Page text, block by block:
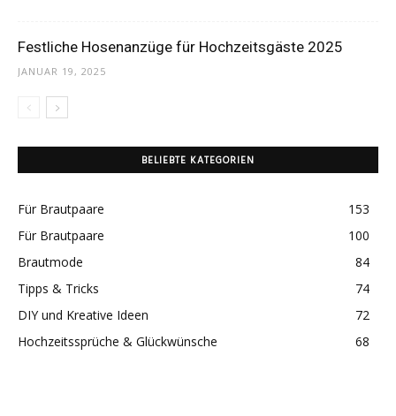
Festliche Hosenanzüge für Hochzeitsgäste 2025
JANUAR 19, 2025
BELIEBTE KATEGORIEN
Für Brautpaare
153
Für Brautpaare
100
Brautmode
84
Tipps & Tricks
74
DIY und Kreative Ideen
72
Hochzeitssprüche & Glückwünsche
68